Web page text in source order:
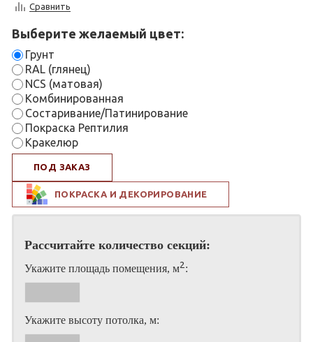
Сравнить
Выберите желаемый цвет:
Грунт
RAL (глянец)
NCS (матовая)
Комбинированная
Состаривание/Патинирование
Покраска Рептилия
Кракелюр
ПОД ЗАКАЗ
ПОКРАСКА И ДЕКОРИРОВАНИЕ
Рассчитайте количество секций:
Укажите площадь помещения, м2 :
Укажите высоту потолка, м: